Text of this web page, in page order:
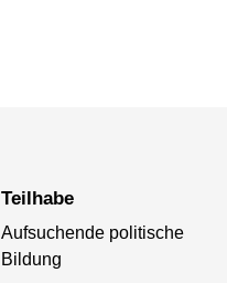
Teilhabe
Aufsuchende politische
Bildung